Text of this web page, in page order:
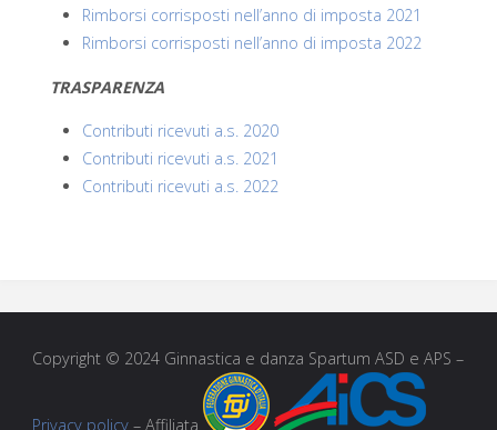
Rimborsi corrisposti nell’anno di imposta 2021
Rimborsi corrisposti nell’anno di imposta 2022
TRASPARENZA
Contributi ricevuti a.s. 2020
Contributi ricevuti a.s. 2021
Contributi ricevuti a.s. 2022
Copyright © 2024 Ginnastica e danza Spartum ASD e APS –
Privacy policy– Affiliata